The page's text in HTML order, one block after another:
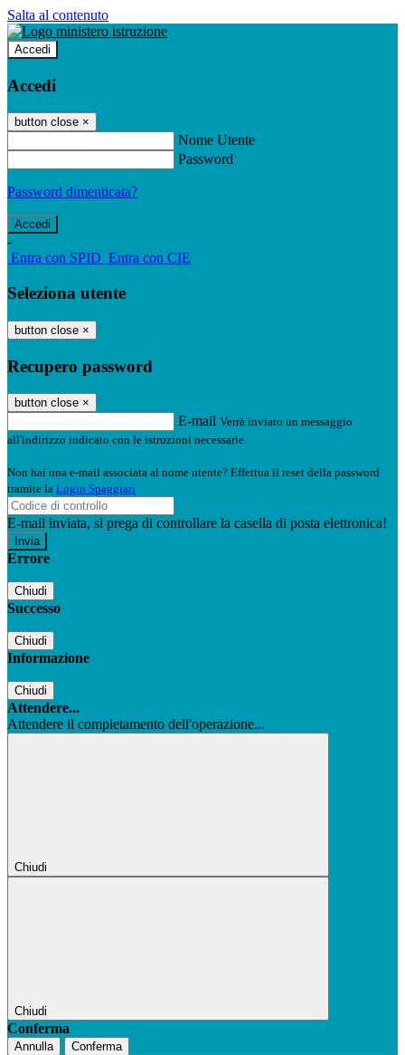
Salta al contenuto
Accedi
Accedi
button close ×
Nome Utente
Password
Password dimenticata?
-
Entra con SPID Entra con CIE
Seleziona utente
button close ×
Recupero password
button close ×
E-mail Verrà inviato un messaggio
all'indirizzo indicato con le istruzioni necessarie.
Non hai una e-mail associata al nome utente? Effettua il reset della password
tramite la Login Spaggiari
E-mail inviata, si prega di controllare la casella di posta elettronica!
Errore
Chiudi
Successo
Chiudi
Informazione
Chiudi
Attendere...
Attendere il completamento dell'operazione...
Chiudi
Chiudi
Conferma
Annulla Conferma